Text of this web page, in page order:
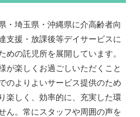
・埼玉県・沖縄県に介高齢者向
支援・放課後等デイサービスに
めの託児所を展開しています。
が楽しくお過ごしいただくこと
のよりよいサービス提供のため
楽しく、効率的に、充実した環
ん。常にスタッフや周囲の声を